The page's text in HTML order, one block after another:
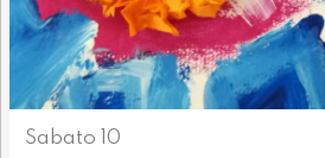
Sabato 10